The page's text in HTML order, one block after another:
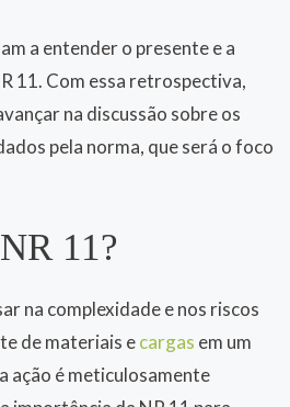
a entender o presente e a
11. Com essa retrospectiva,
na discussão sobre os
pela norma, que será o foco
11?
na complexidade e nos riscos
de materiais ecargas em um
ação é meticulosamente